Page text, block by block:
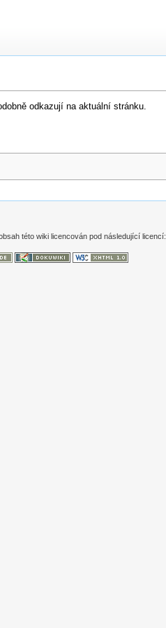
odkazují na aktuální stránku.
této wiki licencován pod následující licencí: